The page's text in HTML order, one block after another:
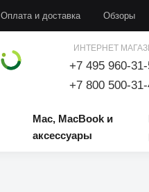
Оплата и доставка Обзоры
ИНТЕРНЕТ
+7 495 960-
+7 800 500-
Mac, MacBook и
аксессуары